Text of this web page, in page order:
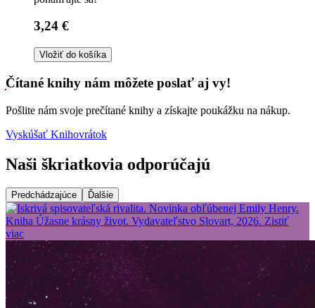
3,24 €
Vložiť do košíka
Čítané knihy nám môžete poslať aj vy!
Pošlite nám svoje prečítané knihy a získajte poukážku na nákup.
Vyskúšať Knihovrátok
Naši škriatkovia odporúčajú
Predchádzajúce Ďalšie